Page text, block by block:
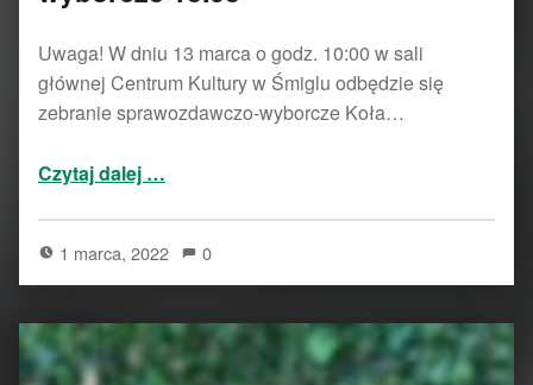
Uwaga! W dniu 13 marca o godz. 10:00 w sali
głównej Centrum Kultury w Śmiglu odbędzie się
zebranie sprawozdawczo-wyborcze Koła…
Czytaj dalej …
1 marca, 2022 0